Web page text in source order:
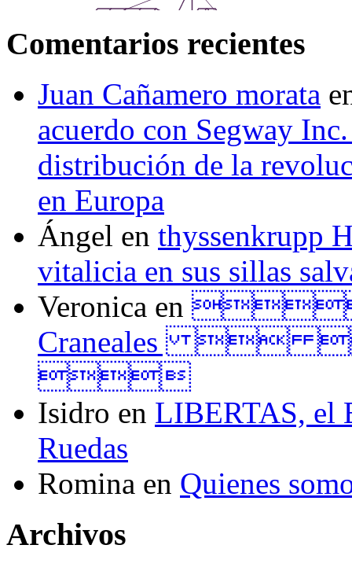
Comentarios recientes
Juan Cañamero morata
acuerdo con Segway
distribución de la
en Europa
Ángel en thyssenkrupp
vitalicia en sus sillas
Veronica en
Craneales 

Isidro en LIBERTAS, el
Ruedas
Romina en Quienes
Archivos